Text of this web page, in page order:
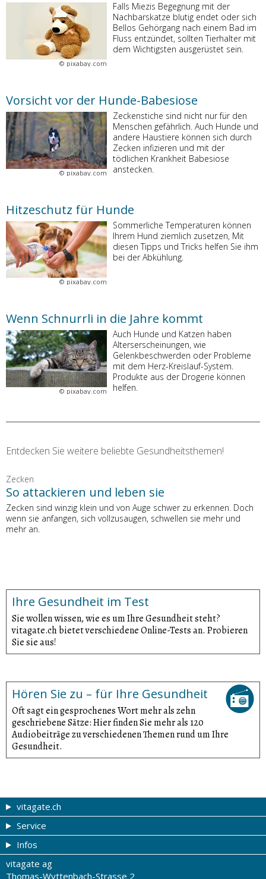
© pixabay.com
Falls Miezis Begegnung mit der
Nachbarskatze blutig endet oder sich
Bellos Gehörgang nach einem Bad im
Fluss entzündet, sollten Tierhalter mit
dem Wichtigsten ausgerüstet sein.
Vorsicht vor der Hunde-Babesiose
© pixabay.com
Zeckenstiche sind nicht nur für den
Menschen gefährlich. Auch Hunde und
andere Haustiere können sich durch
Zecken infizieren und mit der
tödlichen Krankheit Babesiose
anstecken.
Hitzeschutz für Hunde
© pixabay.com
Sommerliche Temperaturen können
Ihrem Hund ziemlich zusetzen, Mit
diesen Tipps und Tricks helfen Sie ihm
bei der Abkühlung.
Wenn Schnurrli in die Jahre kommt
© pixabay.com
Auch Hunde und Katzen haben
Alterserscheinungen, wie
Gelenkbeschwerden oder Probleme
mit dem Herz-Kreislauf-System.
Produkte aus der Drogerie können
helfen.
Entdecken Sie weitere beliebte Gesundheitsthemen!
Zecken
So attackieren und leben sie
Zecken sind winzig klein und von Auge schwer zu erkennen. Doch
wenn sie anfangen, sich vollzusaugen, schwellen sie mehr und
mehr an.
Ihre Gesundheit im Test
Sie wollen wissen, wie es um Ihre Gesundheit steht?
vitagate.ch bietet verschiedene Online-Tests an. Probieren
Sie sie aus!
Hören Sie zu – für Ihre Gesundheit
Oft sagt ein gesprochenes Wort mehr als zehn
geschriebene Sätze: Hier finden Sie mehr als 120
Audiobeiträge zu verschiedenen Themen rund um Ihre
Gesundheit.
vitagate.ch
Gesund & schön
Themen von A-Z
Therapien von A-Z
Service
Gutscheine
Drogistenstern
Infos
Impressum
vitagate ag
Thomas-Wyttenbach-Strasse 2